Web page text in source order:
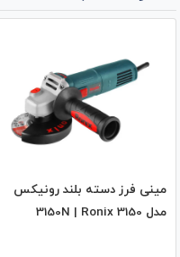
مینی فرز دسته بلند رونیکس
مدل 3150N | Ronix 3150